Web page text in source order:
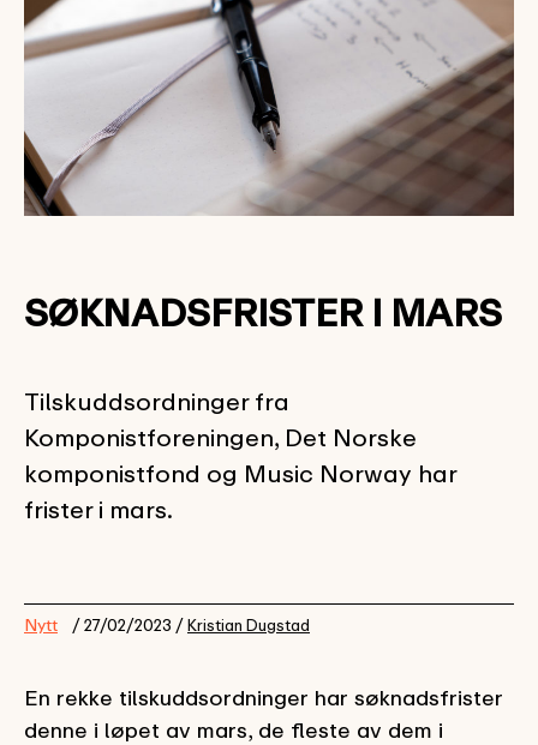
SØKNADSFRISTER I MARS
Tilskuddsordninger fra
Komponistforeningen, Det Norske
komponistfond og Music Norway har
frister i mars.
Nytt / 27/02/2023 /Kristian Dugstad
En rekke tilskuddsordninger har søknadsfrister
denne i løpet av mars, de fleste av dem i